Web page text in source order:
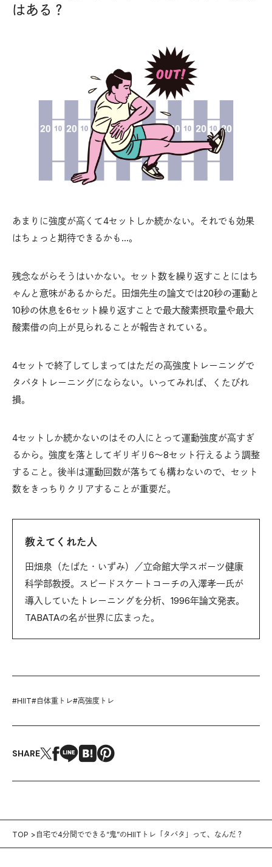
はある？
あまりに強度が高くて4セットしか続かない。それでも効果
はちょっと期待できるかも…。
残念ながらそうはいかない。セット数を繰り返すことにはち
ゃんと意味があるからだ。田畑先生の論文では20秒の運動と
10秒の休息を6セット繰り返すことで最大酸素摂取量や最大
酸素借の向上が見られることが報告されている。
4セットで終了してしまってはただの高強度トレーニングで
タバタトレーニングにならない。いってみれば、くたびれ
損。
4セットしか続かないのはその人にとって運動強度が高すぎ
るから。強度を落としてギリギリ6〜8セット行えるよう調整
すること。後半は運動回数が落ちても構わないので、セット
数をきっちりクリアすることが重要だ。
教えてくれた人
田畑泉（たばた・いずみ）／立命館大学スポーツ健康
科学部教授。スピードスケートコーチの入澤孝一氏が
導入していたトレーニングを分析、1996年論文発表。
TABATAの名が世界に広まった。
#HIIT#自体重トレ#高強度トレ
SHARE
TOP 自宅で4分間でできる“鬼”のHIITトレ「タバタ」って、なんだ？